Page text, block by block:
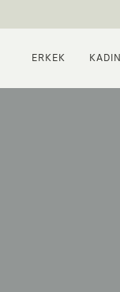
ERKEK KADIN